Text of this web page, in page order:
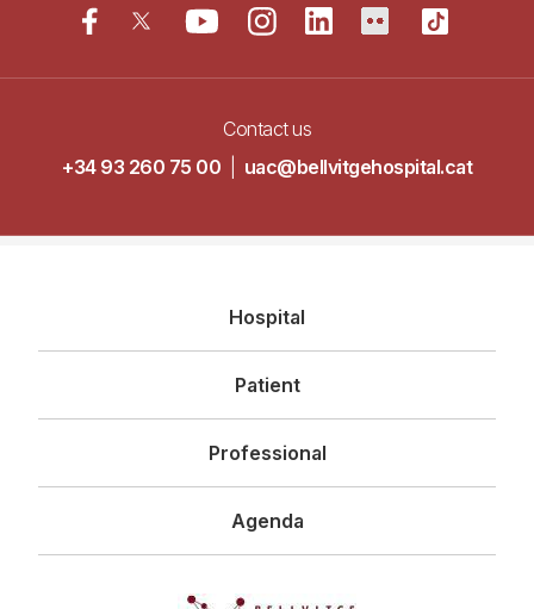
Contact us
+34 93 260 75 00
uac@bellvitgehospital.cat
principal
Hospital
Patient
Professional
Agenda